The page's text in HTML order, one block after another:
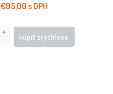
€95,00 s DPH
kúpiť zrýchlene